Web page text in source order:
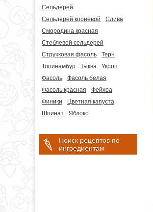
Сельдерей
Сельдерей корневой
Слива
Смородина красная
Стеблевой сельдерей
Стручковая фасоль
Терн
Топинамбур
Тыква
Укроп
Фасоль
Фасоль белая
Фасоль красная
Фейхоа
Финики
Цветная капуста
Шпинат
Яблоко
Поиск рецептов по
ингредиентам